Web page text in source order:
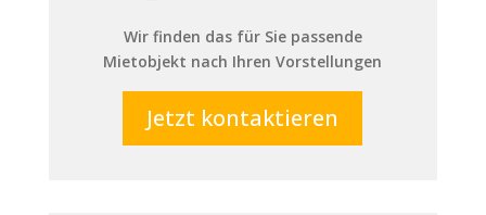
Wir finden das für Sie passende
Mietobjekt nach Ihren Vorstellungen
Jetzt kontaktieren